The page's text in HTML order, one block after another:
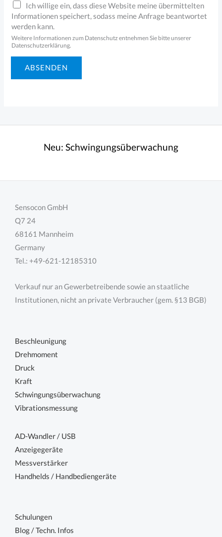
Ich willige ein, dass diese Website meine übermittelten
Informationen speichert, sodass meine Anfrage beantwortet
werden kann.
Weitere Informationen zum Datenschutz entnehmen Sie bitte unserer
Datenschutzerklärung.
ABSENDEN
Neu: Schwingungsüberwachung
Sensocon GmbH
Q7 24
68161 Mannheim
Germany
Tel.: +49-621-12185310
Verkauf nur an Gewerbetreibende sowie an staatliche
Institutionen, nicht an private Verbraucher (gem. §13 BGB)
Beschleunigung
Drehmoment
Druck
Kraft
Schwingungsüberwachung
Vibrationsmessung
AD-Wandler / USB
Anzeigegeräte
Messverstärker
Handhelds / Handbediengeräte
Schulungen
Blog / Techn. Infos